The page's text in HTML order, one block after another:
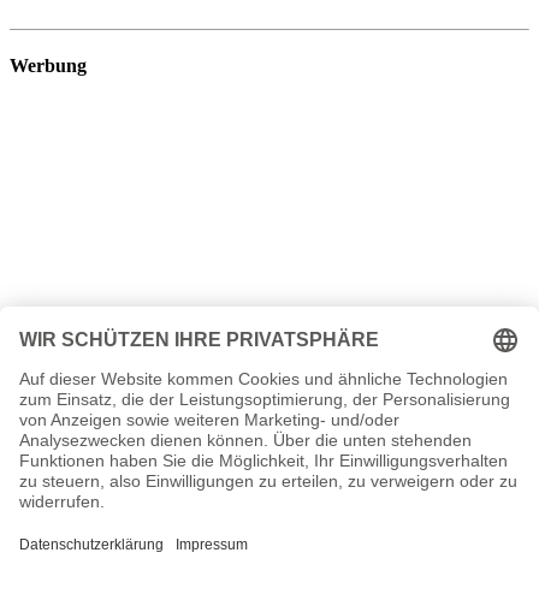
Werbung